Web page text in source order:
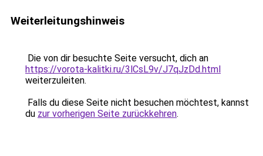
Weiterleitungshinweis
Die von dir besuchte Seite versucht, dich an
https://vorota-kalitki.ru/3lCsL9v/J7qJzDd.html
weiterzuleiten.
Falls du diese Seite nicht besuchen möchtest, kannst
du zur vorherigen Seite zurückkehren.